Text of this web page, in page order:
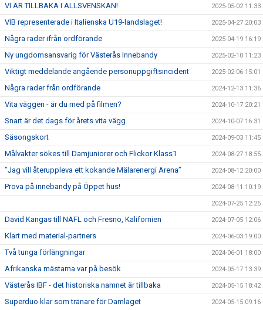
VI ÄR TILLBAKA I ALLSVENSKAN! 2025-05-02 11:33
VIB representerade i Italienska U19-landslaget! 2025-04-27 20:03
Några rader ifrån ordförande 2025-04-19 16:19
Ny ungdomsansvarig för Västerås Innebandy 2025-02-10 11:23
Viktigt meddelande angående personuppgiftsincident 2025-02-06 15:01
Några rader från ordförande 2024-12-13 11:36
Vita väggen - är du med på filmen? 2024-10-17 20:21
Snart är det dags för årets vita vägg 2024-10-07 16:31
Säsongskort 2024-09-03 11:45
Målvakter sökes till Damjuniorer och Flickor Klass1 2024-08-27 18:55
”Jag vill återuppleva ett kokande Mälarenergi Arena” 2024-08-12 20:00
Prova på innebandy på Öppet hus! 2024-08-11 10:19
2024-07-25 12:25
David Kangas till NAFL och Fresno, Kalifornien 2024-07-05 12:06
Klart med material-partners 2024-06-03 19:00
Två tunga förlängningar 2024-06-01 18:00
Afrikanska mästarna var på besök 2024-05-17 13:39
Västerås IBF - det historiska namnet är tillbaka 2024-05-15 18:42
Superduo klar som tränare för Damlaget 2024-05-15 09:16